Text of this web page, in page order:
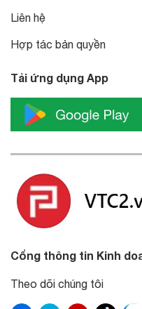
Liên hệ
Hợp tác bản quyền
Tải ứng dụng App
Cổng thông tin Kinh
Theo dõi chúng tôi